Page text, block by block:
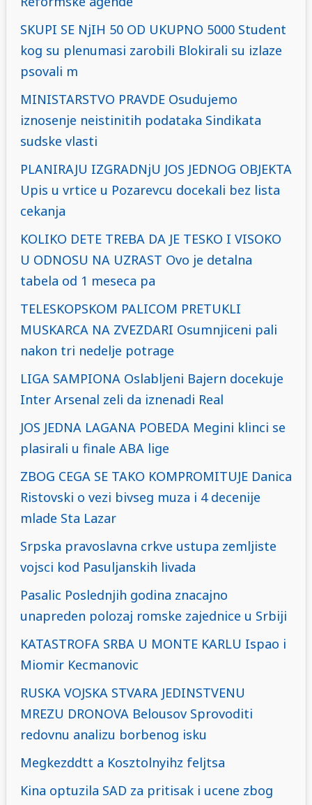
SKUPI SE NjIH 50 OD UKUPNO 5000 Student
kog su plenumasi zarobili Blokirali su izlaze
psovali m
MINISTARSTVO PRAVDE Osudujemo
iznosenje neistinitih podataka Sindikata
sudske vlasti
PLANIRAJU IZGRADNjU JOS JEDNOG OBJEKTA
Upis u vrtice u Pozarevcu docekali bez lista
cekanja
KOLIKO DETE TREBA DA JE TESKO I VISOKO
U ODNOSU NA UZRAST Ovo je detalna
tabela od 1 meseca pa
TELESKOPSKOM PALICOM PRETUKLI
MUSKARCA NA ZVEZDARI Osumnjiceni pali
nakon tri nedelje potrage
LIGA SAMPIONA Oslabljeni Bajern docekuje
Inter Arsenal zeli da iznenadi Real
JOS JEDNA LAGANA POBEDA Megini klinci se
plasirali u finale ABA lige
ZBOG CEGA SE TAKO KOMPROMITUJE Danica
Ristovski o vezi bivseg muza i 4 decenije
mlade Sta Lazar
Srpska pravoslavna crkve ustupa zemljiste
vojsci kod Pasuljanskih livada
Pasalic Poslednjih godina znacajno
unapreden polozaj romske zajednice u Srbiji
KATASTROFA SRBA U MONTE KARLU Ispao i
Miomir Kecmanovic
RUSKA VOJSKA STVARA JEDINSTVENU
MREZU DRONOVA Belousov Sprovoditi
redovnu analizu borbenog isku
Megkezddtt a Kosztolnyihz feljtsa
Kina optuzila SAD za pritisak i ucene zbog